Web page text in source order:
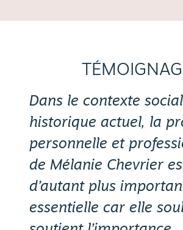
Dans le contexte
historique actuel, la
personnelle et
de Mélanie Chevrier
d’autant plus
essentielle car elle